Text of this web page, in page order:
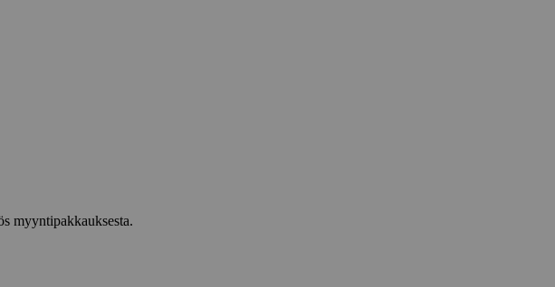
myyntipakkauksesta.